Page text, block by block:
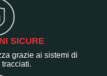
SICURE
grazie ai sistemi di